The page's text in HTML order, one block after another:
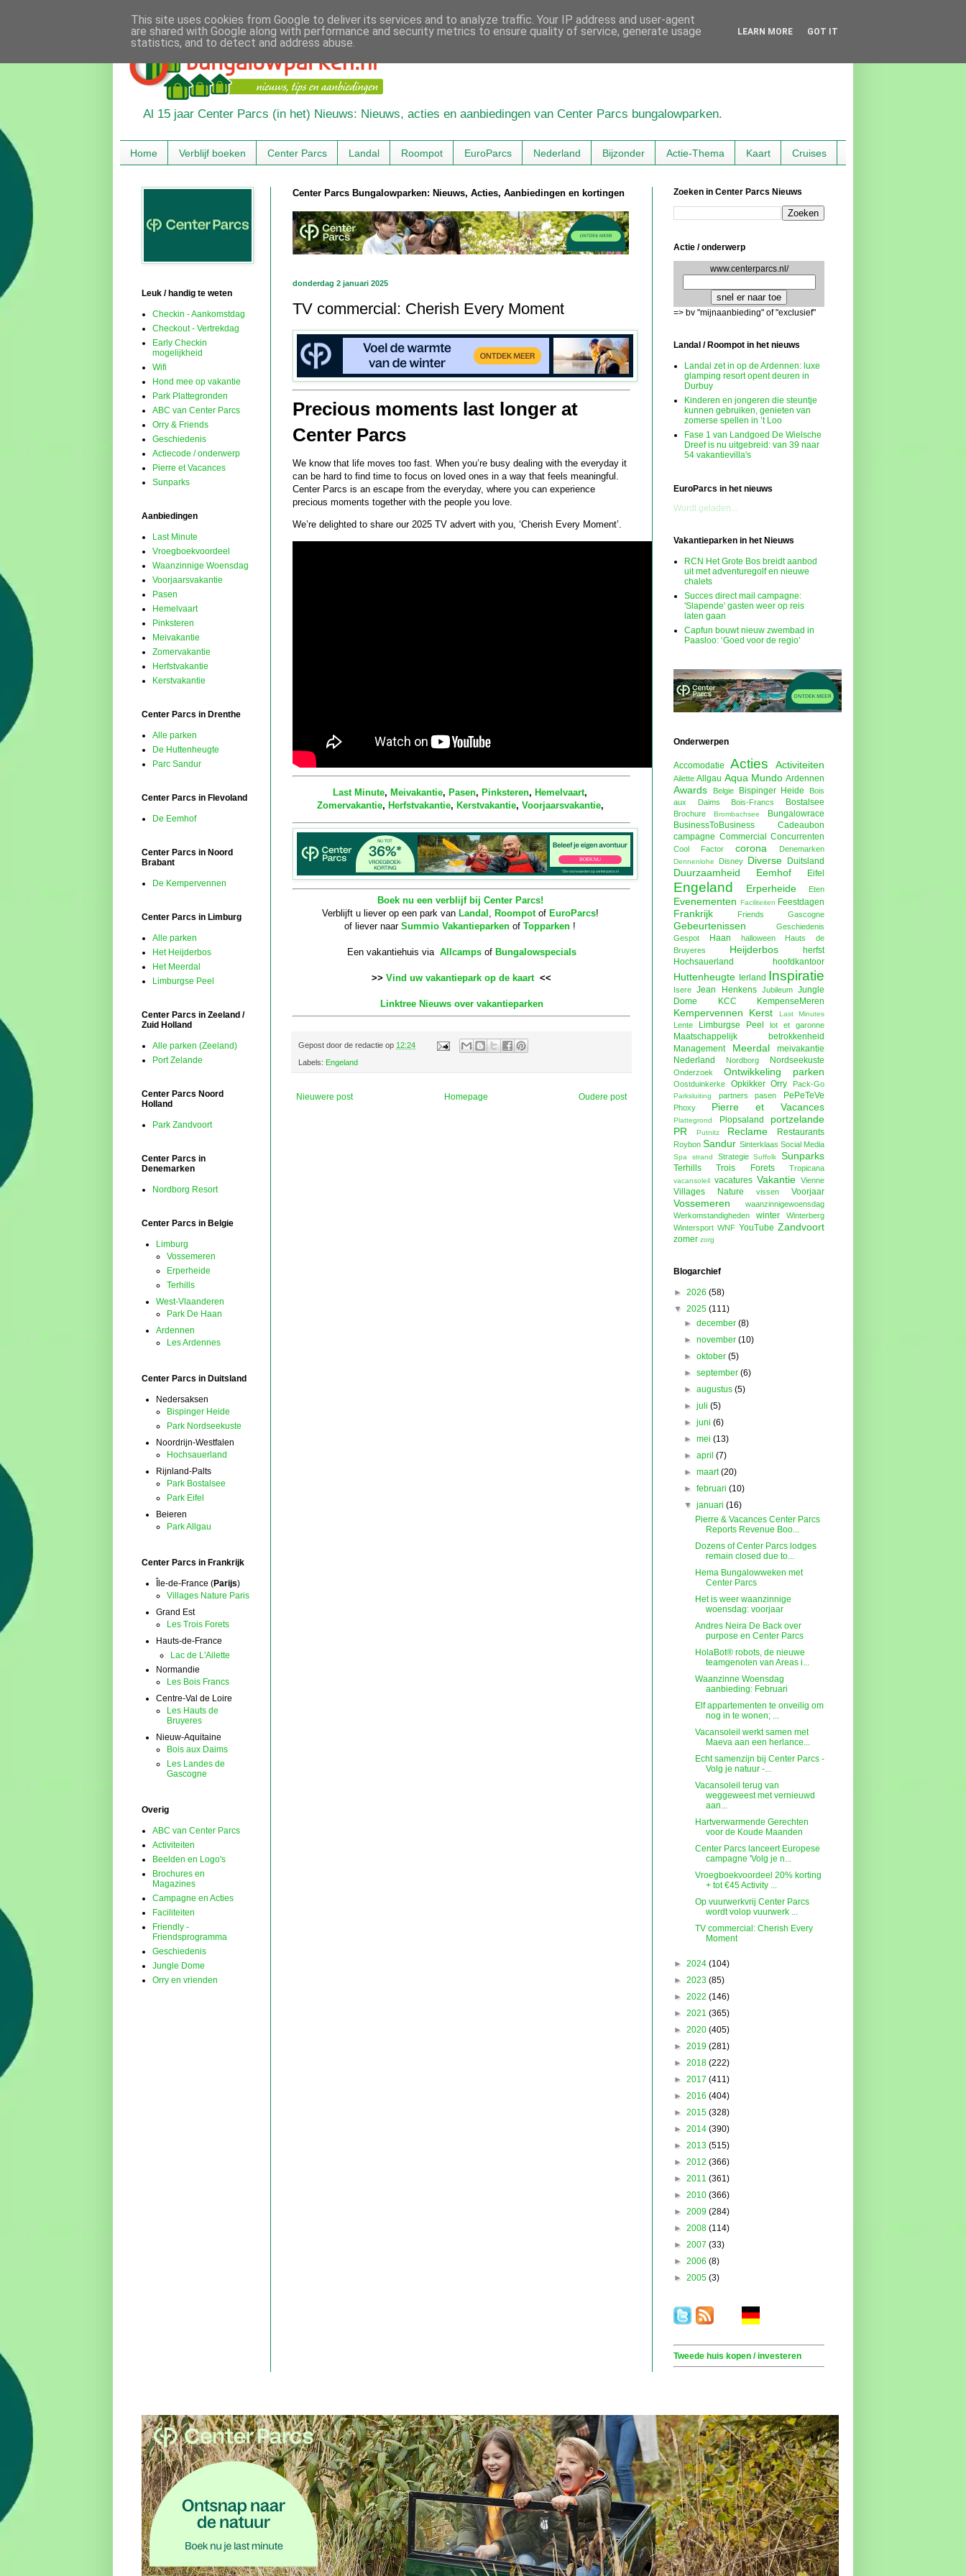
Al 15 jaar Center Parcs (in het) Nieuws: Nieuws, acties en aanbiedingen van Center Parcs bungalowparken.
Home Verblijf boeken Center Parcs Landal Roompot EuroParcs Nederland Bijzonder Actie-Thema Kaart Cruises
Center Parcs Bungalowparken: Nieuws, Acties, Aanbiedingen en kortingen
donderdag 2 januari 2025
TV commercial: Cherish Every Moment
Precious moments last longer at
Center Parcs
We know that life moves too fast. When you’re busy dealing with the everyday it
can be hard to find time to focus on loved ones in a way that feels meaningful.
Center Parcs is an escape from the everyday, where you can experience
precious moments together with the people you love.
We’re delighted to share our 2025 TV advert with you, ‘Cherish Every Moment’.
Last Minute, Meivakantie, Pasen, Pinksteren, Hemelvaart,
Zomervakantie, Herfstvakantie, Kerstvakantie, Voorjaarsvakantie,
Boek nu een verblijf bij Center Parcs!
Verblijft u liever op een park van Landal , Roompotof EuroParcs!
of liever naar Summio Vakantieparken of Topparken !
Een vakantiehuis via Allcampsof Bungalowspecials
>> Vind uw vakantiepark op de kaart<<
Linktree Nieuws over vakantieparken
Gepost door de redactie op 12:24
Labels: Engeland
Nieuwere post Oudere post
Homepage
Leuk / handig te weten
Checkin - Aankomstdag
Checkout - Vertrekdag
Early Checkin
mogelijkheid
Wifi
Hond mee op vakantie
Park Plattegronden
ABC van Center Parcs
Orry & Friends
Geschiedenis
Actiecode / onderwerp
Pierre et Vacances
Sunparks
Aanbiedingen
Last Minute
Vroegboekvoordeel
Waanzinnige Woensdag
Voorjaarsvakantie
Pasen
Hemelvaart
Pinksteren
Meivakantie
Zomervakantie
Herfstvakantie
Kerstvakantie
Center Parcs in Drenthe
Alle parken
De Huttenheugte
Parc Sandur
Center Parcs in Flevoland
De Eemhof
Center Parcs in Noord
Brabant
De Kempervennen
Center Parcs in Limburg
Alle parken
Het Heijderbos
Het Meerdal
Limburgse Peel
Center Parcs in Zeeland /
Zuid Holland
Alle parken (Zeeland)
Port Zelande
Center Parcs Noord
Holland
Park Zandvoort
Center Parcs in
Denemarken
Nordborg Resort
Center Parcs in Belgie
Limburg
Vossemeren
Erperheide
Terhills
West-Vlaanderen
Park De Haan
Ardennen
Les Ardennes
Center Parcs in Duitsland
Nedersaksen
Bispinger Heide
Park Nordseekuste
Noordrijn-Westfalen
Hochsauerland
Rijnland-Palts
Park Bostalsee
Park Eifel
Beieren
Park Allgau
Center Parcs in Frankrijk
Île-de-France (Parijs)
Villages Nature Paris
Grand Est
Les Trois Forets
Hauts-de-France
Lac de L'Ailette
Normandie
Les Bois Francs
Centre-Val de Loire
Les Hauts de
Bruyeres
Nieuw-Aquitaine
Bois aux Daims
Les Landes de
Gascogne
Overig
ABC van Center Parcs
Activiteiten
Beelden en Logo's
Brochures en
Magazines
Campagne en Acties
Faciliteiten
Friendly -
Friendsprogramma
Geschiedenis
Jungle Dome
Orry en vrienden
Zoeken in Center Parcs Nieuws
Actie / onderwerp
www.centerparcs.nl/
=> bv "mijnaanbieding" of "exclusief"
Landal / Roompot in het nieuws
Landal zet in op de Ardennen: luxe
glamping resort opent deuren in
Durbuy
Kinderen en jongeren die steuntje
kunnen gebruiken, genieten van
zomerse spellen in ’t Loo
Fase 1 van Landgoed De Wielsche
Dreef is nu uitgebreid: van 39 naar
54 vakantievilla's
EuroParcs in het nieuws
Wordt geladen...
Vakantieparken in het Nieuws
RCN Het Grote Bos breidt aanbod
uit met adventuregolf en nieuwe
chalets
Succes direct mail campagne:
'Slapende' gasten weer op reis
laten gaan
Capfun bouwt nieuw zwembad in
Paasloo: ‘Goed voor de regio’
Onderwerpen
Accomodatie Acties Activiteiten
Ailette Allgau Aqua Mundo Ardennen
Awards Belgie Bispinger Heide
Bois
aux Daims
Bois-Francs Bostalsee
Brochure Brombachsee
Bungalowrace
BusinessToBusiness
Cadeaubon
campagne Commercial Concurrenten
Cool Factor corona Denemarken
Dennenlohe Disney Diverse Duitsland
Duurzaamheid Eemhof Eifel
Engeland Erperheide Eten
Evenementen Faciliteiten Feestdagen
Frankrijk Friends Gascogne
Gebeurtenissen
Geschiedenis
Gespot
Haan halloween
Hauts de
Bruyeres
Heijderbos
herfst
Hochsauerland
hoofdkantoor
Huttenheugte Ierland Inspiratie
Isere Jean Henkens Jubileum
Jungle
Dome
KCC KempenseMeren
Kempervennen Kerst Last Minutes
Lente Limburgse Peel lot et garonne
Maatschappelijk betrokkenheid
Management
Meerdal
meivakantie
Nederland
Nordborg Nordseekuste
Onderzoek Ontwikkeling parken
Oostduinkerke Opkikker Orry Pack-Go
Parksluiting partners pasen PePeTeVe
Phoxy Pierre et Vacances
Plattegrond Plopsaland
portzelande
PR
Putnitz Reclame Restaurants
Roybon Sandur Sinterklaas Social Media
Spa strand Strategie Suffolk Sunparks
Terhills Trois Forets Tropicana
vacansoleil vacatures Vakantie Vienne
Villages Nature vissen Voorjaar
Vossemeren
waanzinnigewoensdag
Werkomstandigheden
winter
Winterberg
Wintersport WNF YouTube Zandvoort
zomer zorg
Blogarchief
► 2026 (58)
▼ 2025 (111)
►december(8)
►november(10)
►oktober(5)
►september(6)
►augustus(5)
►juli(5)
►juni(6)
►mei(13)
►april(7)
►maart(20)
►februari(10)
▼januari(16)
Pierre & Vacances Center Parcs
Reports Revenue Boo...
Dozens of Center Parcs lodges
remain closed due to...
Hema Bungalowweken met
Center Parcs
Het is weer waanzinnige
woensdag: voorjaar
Andres Neira De Back over
purpose en Center Parcs
HolaBot® robots, de nieuwe
teamgenoten van Areas i...
Waanzinne Woensdag
aanbieding: Februari
Elf appartementen te onveilig om
nog in te wonen; ...
Vacansoleil werkt samen met
Maeva aan een herlance...
Echt samenzijn bij Center Parcs -
Volg je natuur -...
Vacansoleil terug van
weggeweest met vernieuwd
aan...
Hartverwarmende Gerechten
voor de Koude Maanden
Center Parcs lanceert Europese
campagne 'Volg je n...
Vroegboekvoordeel 20% korting
+ tot €45 Activity ...
Op vuurwerkvrij Center Parcs
wordt volop vuurwerk ...
TV commercial: Cherish Every
Moment
► 2024 (104)
► 2023 (85)
► 2022 (146)
► 2021 (365)
► 2020 (405)
► 2019 (281)
► 2018 (222)
► 2017 (411)
► 2016 (404)
► 2015 (328)
► 2014 (390)
► 2013 (515)
► 2012 (366)
► 2011 (361)
► 2010 (366)
► 2009 (284)
► 2008 (114)
► 2007 (33)
► 2006 (8)
► 2005 (3)
Tweede huis kopen / investeren
This site uses cookies from Google to deliver its services and to analyze traffic. Your IP address and user-agent
are shared with Google along with performance and security metrics to ensure quality of service, generate usage
statistics, and to detect and address abuse.
LEARN MORE GOT IT